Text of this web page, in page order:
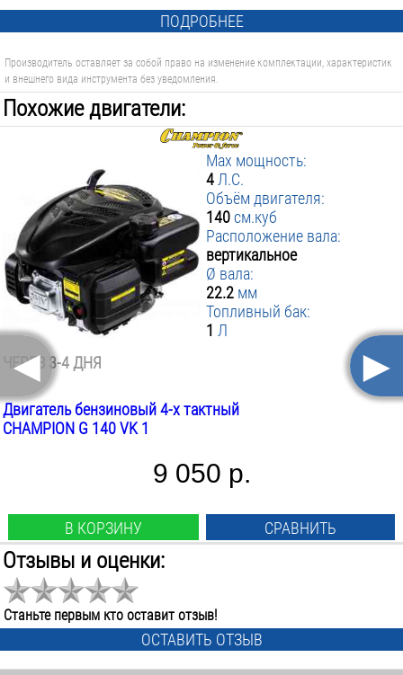
Вес инструмента:
15
ПОДРОБНЕЕ
Производитель оставляет за собой право на изменение комплектации, характеристик
и внешнего вида инструмента без уведомления.
Похожие двигатели:
Max мощность:
4Л.С.
Объём двигателя:
140см.куб
Расположение вала:
вертикальное
Ø вала:
22.2 мм
Топливный бак:
1 Л
ЧЕРЕЗ 3-4 ДНЯ
Двигатель бензиновый 4-х тактный
CHAMPION G 140 VK 1
9 050 р.
В КОРЗИНУ СРАВНИТЬ
Объём двигателя:
118см.куб
Max крутящий момент:
◄ ►
Отзывы и оценки:
Станьте первым кто оставит отзыв!
ОСТАВИТЬ ОТЗЫВ